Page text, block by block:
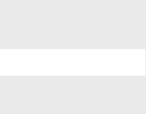
studiando presso
senza trascurare